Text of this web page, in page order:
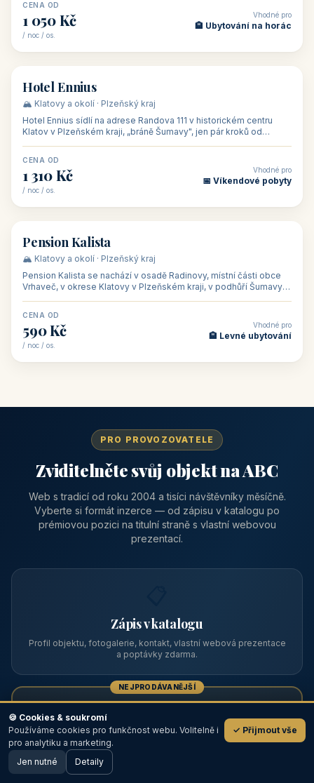
CENA OD
1 050 Kč
/ noc / os.
Vhodné pro
🏨 Ubytování na horác
🏨 hotel
Hotel Ennius
🏔️ Klatovy a okolí · Plzeňský kraj
Hotel Ennius sídlí na adrese Randova 111 v historickém centru
Klatov v Plzeňském kraji, „bráně Šumavy", jen pár kroků od
CENA OD
1 310 Kč
/ noc / os.
Vhodné pro
📅 Víkendové pobyty
🏡 penzion
Pension Kalista
🏔️ Klatovy a okolí · Plzeňský kraj
Pension Kalista se nachází v osadě Radinovy, místní části obce
Vrhaveč, v okrese Klatovy v Plzeňském kraji, v podhůří Šumavy
CENA OD
590 Kč
/ noc / os.
Vhodné pro
🏨 Levné ubytování
PRO PROVOZOVATELE
Zviditelněte svůj objekt na ABC
Web s tradicí od roku 2004 a tisíci návštěvníky měsíčně.
Vyberte si formát inzerce — od zápisu v katalogu po
prémiovou pozici na titulní straně s vlastní webovou
prezentací.
Zápis v katalogu
Profil objektu, fotogalerie, kontakt, vlastní webová prezentace
a poptávky zdarma.
NEJPRODÁVANĚJŠÍ
Prémiový partner
TOP pozice na titulce, přednost ve výpisech, zlatý odznak a
💬
🖥️ Desktop verze
🍪 Cookies & soukromí
Používáme cookies pro funkčnost webu. Volitelně i
pro analytiku a marketing.
✓ Přijmout vše
Jen nutné Detaily